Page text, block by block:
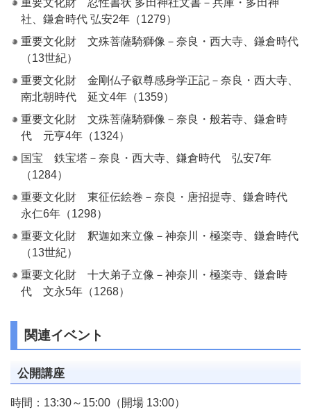
社、鎌倉時代 弘安2年（1279）
重要文化財 文殊菩薩騎獅像－奈良・西大寺、鎌倉時代
（13世紀）
重要文化財 金剛仏子叡尊感身学正記－奈良・西大寺、
南北朝時代 延文4年（1359）
重要文化財 文殊菩薩騎獅像－奈良・般若寺、鎌倉時
代 元亨4年（1324）
国宝 鉄宝塔－奈良・西大寺、鎌倉時代 弘安7年
（1284）
重要文化財 東征伝絵巻－奈良・唐招提寺、鎌倉時代
永仁6年（1298）
重要文化財 釈迦如来立像－神奈川・極楽寺、鎌倉時代
（13世紀）
重要文化財 十大弟子立像－神奈川・極楽寺、鎌倉時
代 文永5年（1268）
関連イベント
公開講座
時間：13:30～15:00（開場 13:00）